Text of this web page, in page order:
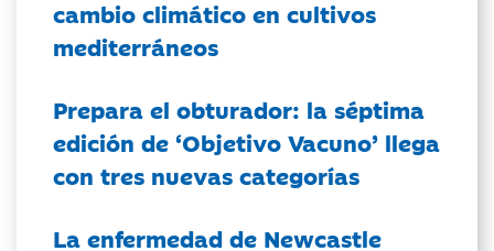
cambio climático en cultivos
mediterráneos
Prepara el obturador: la séptima
edición de ‘Objetivo Vacuno’ llega
con tres nuevas categorías
La enfermedad de Newcastle